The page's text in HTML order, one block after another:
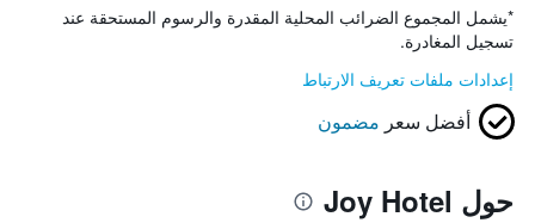
*يشمل المجموع الضرائب المحلية المقدرة والرسوم المستحقة عند
تسجيل المغادرة.
إعدادات ملفات تعريف الارتباط
أفضل سعر مضمون
حول Joy Hotel